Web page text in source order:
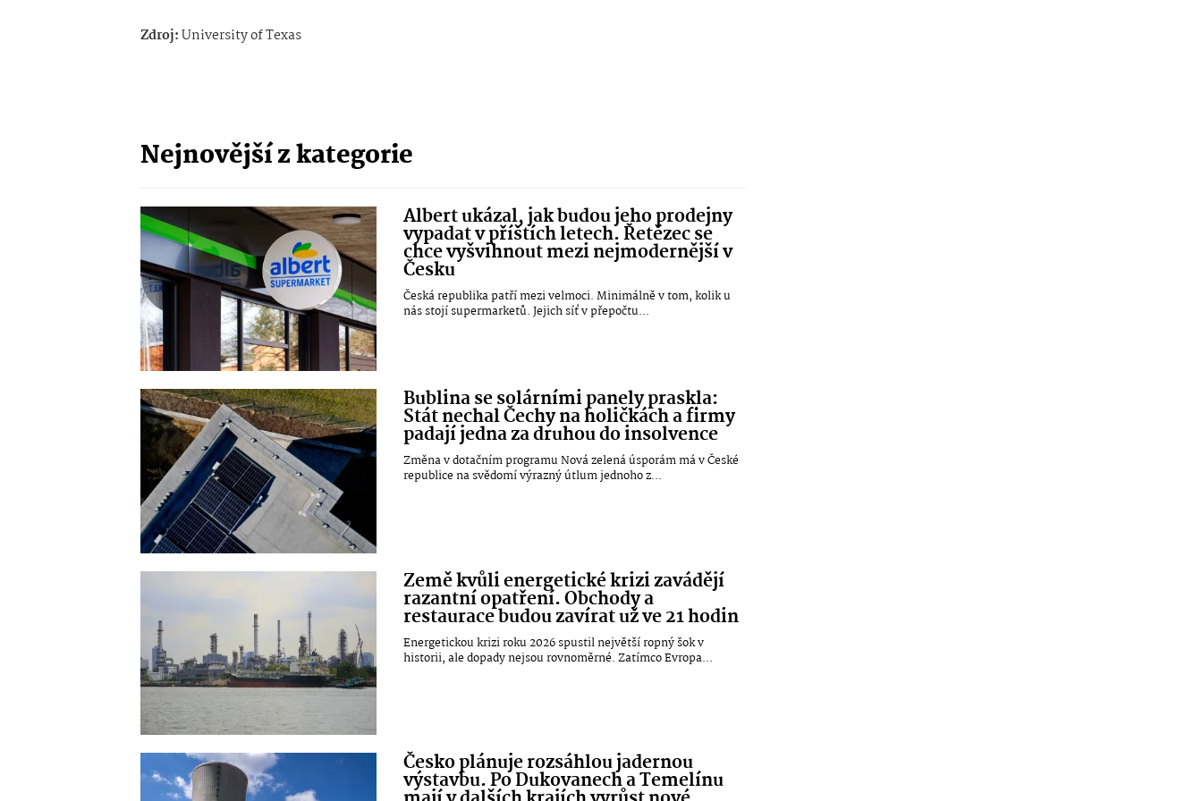
Zdroj:University of Texas
Nejnovější z kategorie
Albert ukázal, jak budou jeho prodejny
vypadat v příštích letech. Řetězec se
chce vyšvihnout mezi nejmodernější v
Česku
Česká republika patří mezi velmoci. Minimálně v tom, kolik u
nás stojí supermarketů. Jejich síť v přepočtu...
Bublina se solárními panely praskla:
Stát nechal Čechy na holičkách a firmy
padají jedna za druhou do insolvence
Změna v dotačním programu Nová zelená úsporám má v České
republice na svědomí výrazný útlum jednoho z...
Země kvůli energetické krizi zavádějí
razantní opatření. Obchody a
restaurace budou zavírat už ve 21 hodin
Energetickou krizi roku 2026 spustil největší ropný šok v
historii, ale dopady nejsou rovnoměrné. Zatímco Evropa...
Česko plánuje rozsáhlou jadernou
výstavbu. Po Dukovanech a Temelínu